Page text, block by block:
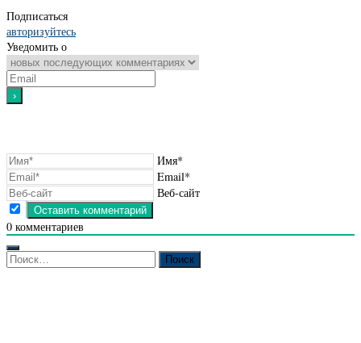
Подписаться
авторизуйтесь
Уведомить о
Имя*
Email*
Веб-сайт
0 комментариев
Найти: